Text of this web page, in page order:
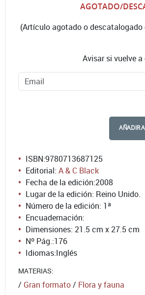
AGOTADO/
(Artículo agotado o descatalogado
Avisar si vuelve
AÑADIR
ISBN:9780713687125
Editorial: A & C Black
Fecha de la edición:2008
Lugar de la edición: Reino Unido.
Número de la edición: 1ª
Encuadernación:
Dimensiones: 21.5 cm x 27.5 cm
Nº Pág.:176
Idiomas:Inglés
MATERIAS:
/ Gran formato/ Flora y fauna